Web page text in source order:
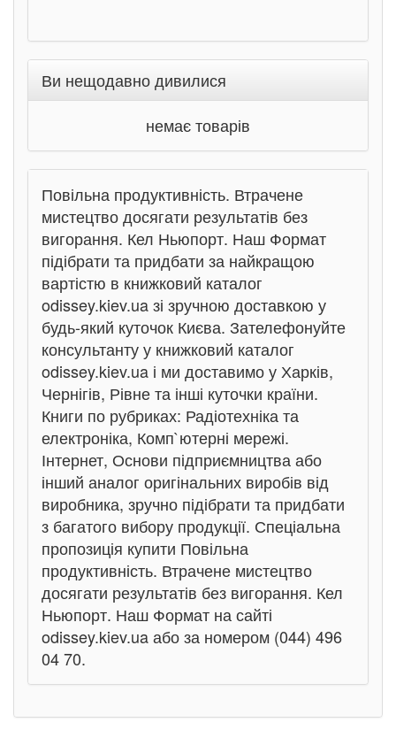
Ви нещодавно дивилися
немає товарів
Повільна продуктивність. Втрачене
мистецтво досягати результатів без
вигорання. Кел Ньюпорт. Наш Формат
підібрати та придбати за найкращою
вартістю в книжковий каталог
odissey.kiev.ua зі зручною доставкою у
будь-який куточок Києва. Зателефонуйте
консультанту у книжковий каталог
odissey.kiev.ua і ми доставимо у Харків,
Чернігів, Рівне та інші куточки країни.
Книги по рубриках: Радіотехніка та
електроніка, Комп`ютерні мережі.
Інтернет, Основи підприємництва або
інший аналог оригінальних виробів від
виробника, зручно підібрати та придбати
з багатого вибору продукції. Спеціальна
пропозиція купити Повільна
продуктивність. Втрачене мистецтво
досягати результатів без вигорання. Кел
Ньюпорт. Наш Формат на сайті
odissey.kiev.ua або за номером (044) 496
04 70.